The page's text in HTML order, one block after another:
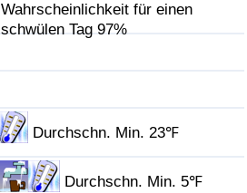
Wahrscheinlichkeit für einen
schwülen Tag 97%
Durchschn. Min. 23℉
Durchschn. Min. 5℉